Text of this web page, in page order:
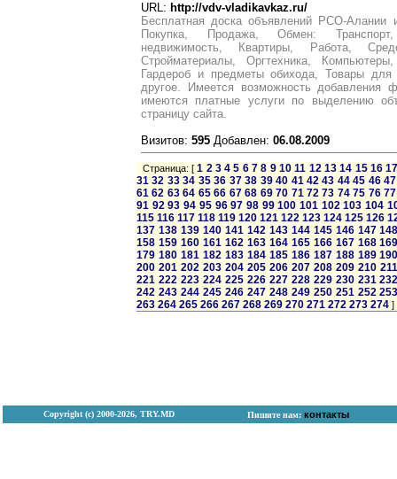
URL: http://vdv-vladikavkaz.ru/
Бесплатная доска объявлений РСО-Алании
Покупка, Продажа, Обмен:
недвижимость, Квартиры, Работа,
Стройматериалы, Оргтехника,
Гардероб и предметы обихода, Товары
другое. Имеется возможность добавления
имеются платные услуги по выделению
страницу сайта.
Визитов: 595 Добавлен: 06.08.2009
Страница: [1 2 3 4 5 6 7 8 9 10 11 12 13 14 15 16
31 32 33 34 35 36 37 38 39 40 41 42 43 44 45 46 47
61 62 63 64 65 66 67 68 69 70 71 72 73 74 75 76 77
91 92 93 94 95 96 97 98 99 100 101 102 103 104
115 116 117 118 119 120 121 122 123 124 125 126
137 138 139 140 141 142 143 144 145 146 147
158 159 160 161 162 163 164 165 166 167 168
179 180 181 182 183 184 185 186 187 188 189
200 201 202 203 204 205 206 207 208 209 210 211
221 222 223 224 225 226 227 228 229 230 231
242 243 244 245 246 247 248 249 250 251 252
263 264 265 266 267 268 269 270 271 272 273 274 ]
Copyright (с) 2000-2026, TRY.MD Пишите нам: контакты